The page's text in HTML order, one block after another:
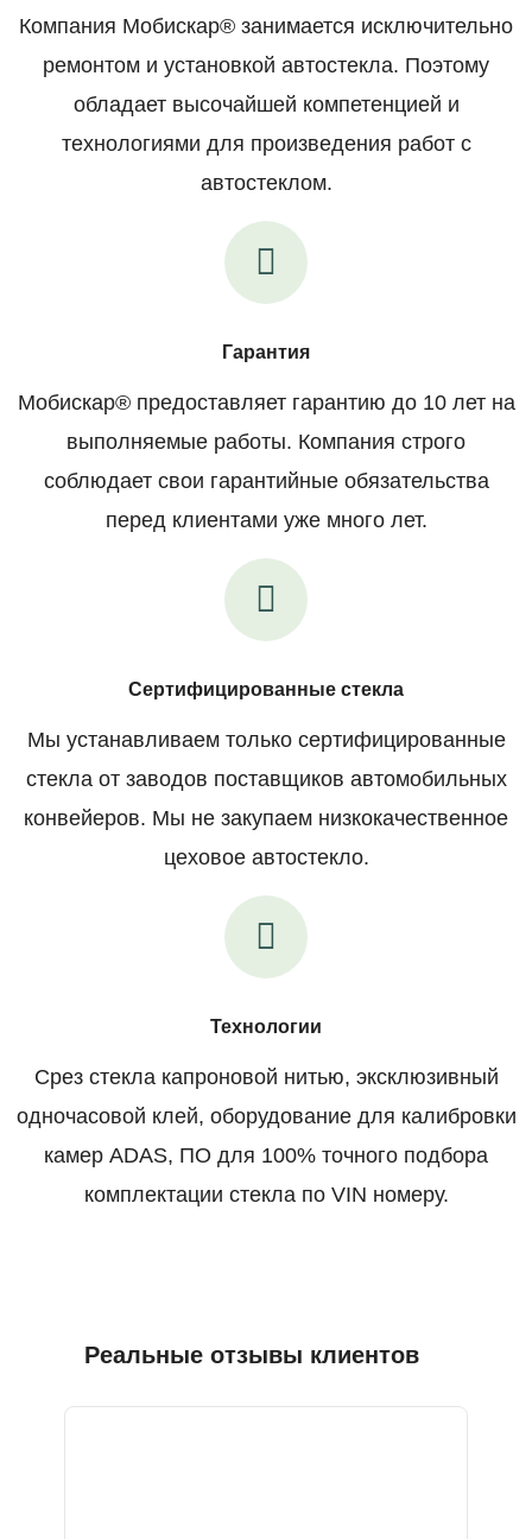
Компания Мобискар® занимается исключительно
ремонтом и установкой автостекла. Поэтому
обладает высочайшей компетенцией и
технологиями для произведения работ с
автостеклом.
Гарантия
Мобискар® предоставляет гарантию до 10 лет на
выполняемые работы. Компания строго
соблюдает свои гарантийные обязательства
перед клиентами уже много лет.
Сертифицированные стекла
Мы устанавливаем только сертифицированные
стекла от заводов поставщиков автомобильных
конвейеров. Мы не закупаем низкокачественное
цеховое автостекло.
Технологии
Срез стекла капроновой нитью, эксклюзивный
одночасовой клей, оборудование для калибровки
камер ADAS, ПО для 100% точного подбора
комплектации стекла по VIN номеру.
Реальные отзывы клиентов